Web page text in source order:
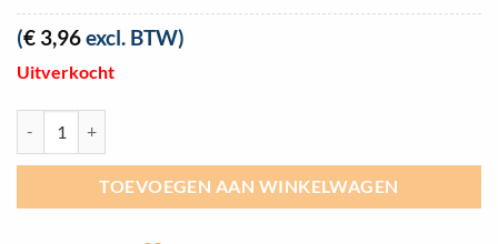
(€ 3,96excl. BTW)
Uitverkocht
TOEVOEGEN AAN WINKELWAGEN